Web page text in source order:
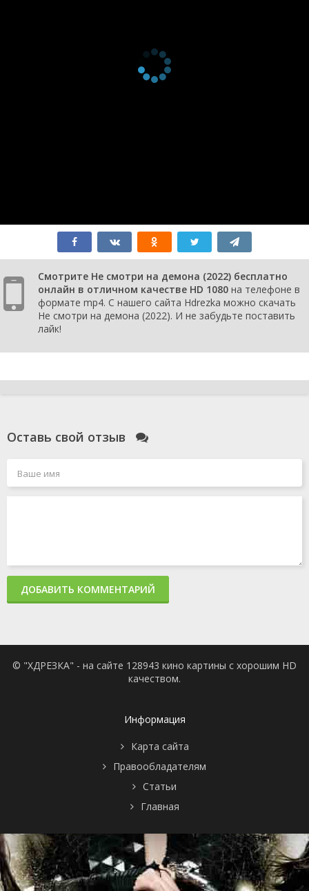
Смотрите Не смотри на демона (2022) бесплатно
онлайн в отличном качестве HD 1080 на телефоне в
формате mp4. С нашего сайта Hdrezka можно скачать
Не смотри на демона (2022). И не забудьте поставить
лайк!
Оставь свой отзыв
ДОБАВИТЬ КОММЕНТАРИЙ
© "ХДРЕЗКА" - на сайте 128943 кино картины с хорошим HD
качеством.
Информация
Карта сайта
Правообладателям
Статьи
Главная